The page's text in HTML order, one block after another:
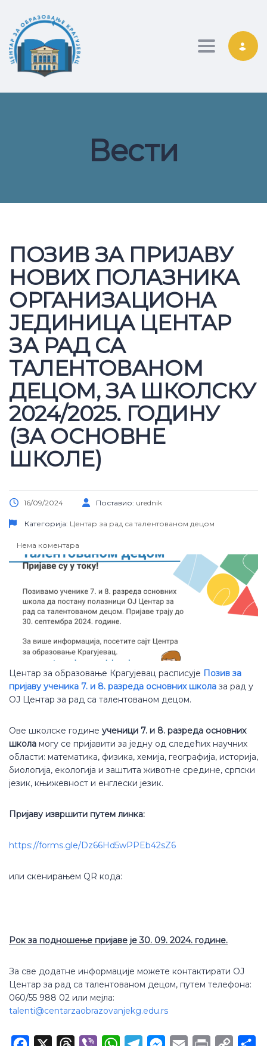
Toggle
Вести
ПОЗИВ ЗА ПРИЈАВУ
НОВИХ ПОЛАЗНИКА
ОРГАНИЗАЦИОНА
ЈЕДИНИЦA ЦЕНТАР
ЗА РАД СА
ТАЛЕНТОВАНОМ
ДЕЦОМ, ЗА ШКОЛСКУ
2024/2025. ГОДИНУ
(ЗА ОСНОВНЕ
ШКОЛЕ)
16/09/2024 Поставио: urednik
Категорија: Центар за рад са талентованом децом
Нема коментара
Центар за образовање Крагујевац расписује Позив за
пријаву ученика 7. и 8. разреда основних школа за рад у
ОЈ Центар за рад са талентованом децом.
Ове школске године ученици 7. и 8. разреда основних
школа могу се пријавити за једну од следећих научних
области: математика, физика, хемија, географија, историја,
биологија, екологија и заштита животне средине, српски
језик, књижевност и енглески језик.
Пријаву извршити путем линка:
https://forms.gle/Dz66Hd5wPPEb42sZ6
или скенирањем QR кода:
Рок за подношење пријаве је 30. 09. 2024. године.
За све додатне информације можете контактирати ОЈ
Центар за рад са талентованом децом, путем телефона:
060/55 988 02 или мејла:
talenti@centarzaobrazovanjekg.edu.rs